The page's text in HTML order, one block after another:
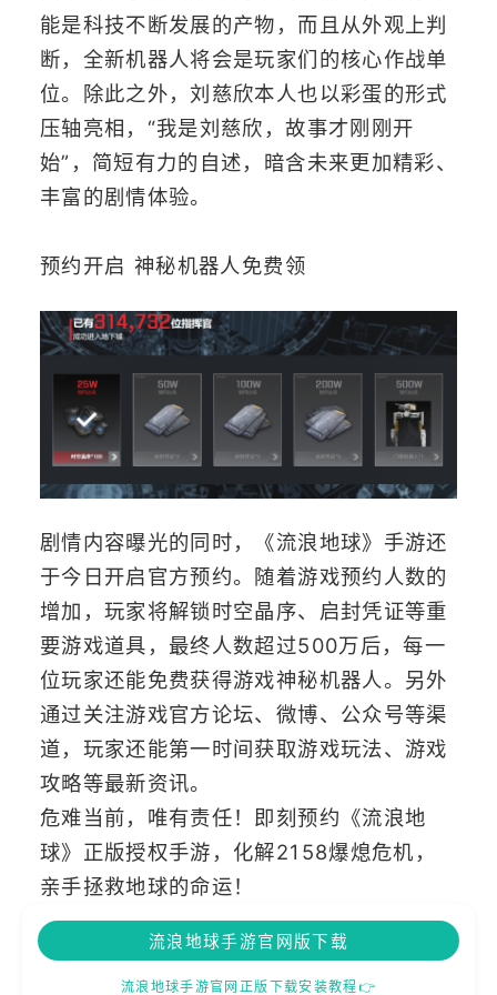
能是科技不断发展的产物，而且从外观上判
断，全新机器人将会是玩家们的核心作战单
位。除此之外，刘慈欣本人也以彩蛋的形式
压轴亮相，“我是刘慈欣，故事才刚刚开
始”，简短有力的自述，暗含未来更加精彩、
丰富的剧情体验。
预约开启 神秘机器人免费领
剧情内容曝光的同时，《流浪地球》手游还
于今日开启官方预约。随着游戏预约人数的
增加，玩家将解锁时空晶序、启封凭证等重
要游戏道具，最终人数超过500万后，每一
位玩家还能免费获得游戏神秘机器人。另外
通过关注游戏官方论坛、微博、公众号等渠
道，玩家还能第一时间获取游戏玩法、游戏
攻略等最新资讯。
危难当前，唯有责任！即刻预约《流浪地
球》正版授权手游，化解2158爆熄危机，
亲手拯救地球的命运！
流浪地球手游官网版下载
流浪地球手游官网正版下载安装教程👉